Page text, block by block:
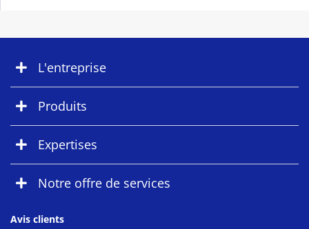
L'entreprise
Produits
Expertises
Notre offre de services
Avis clients